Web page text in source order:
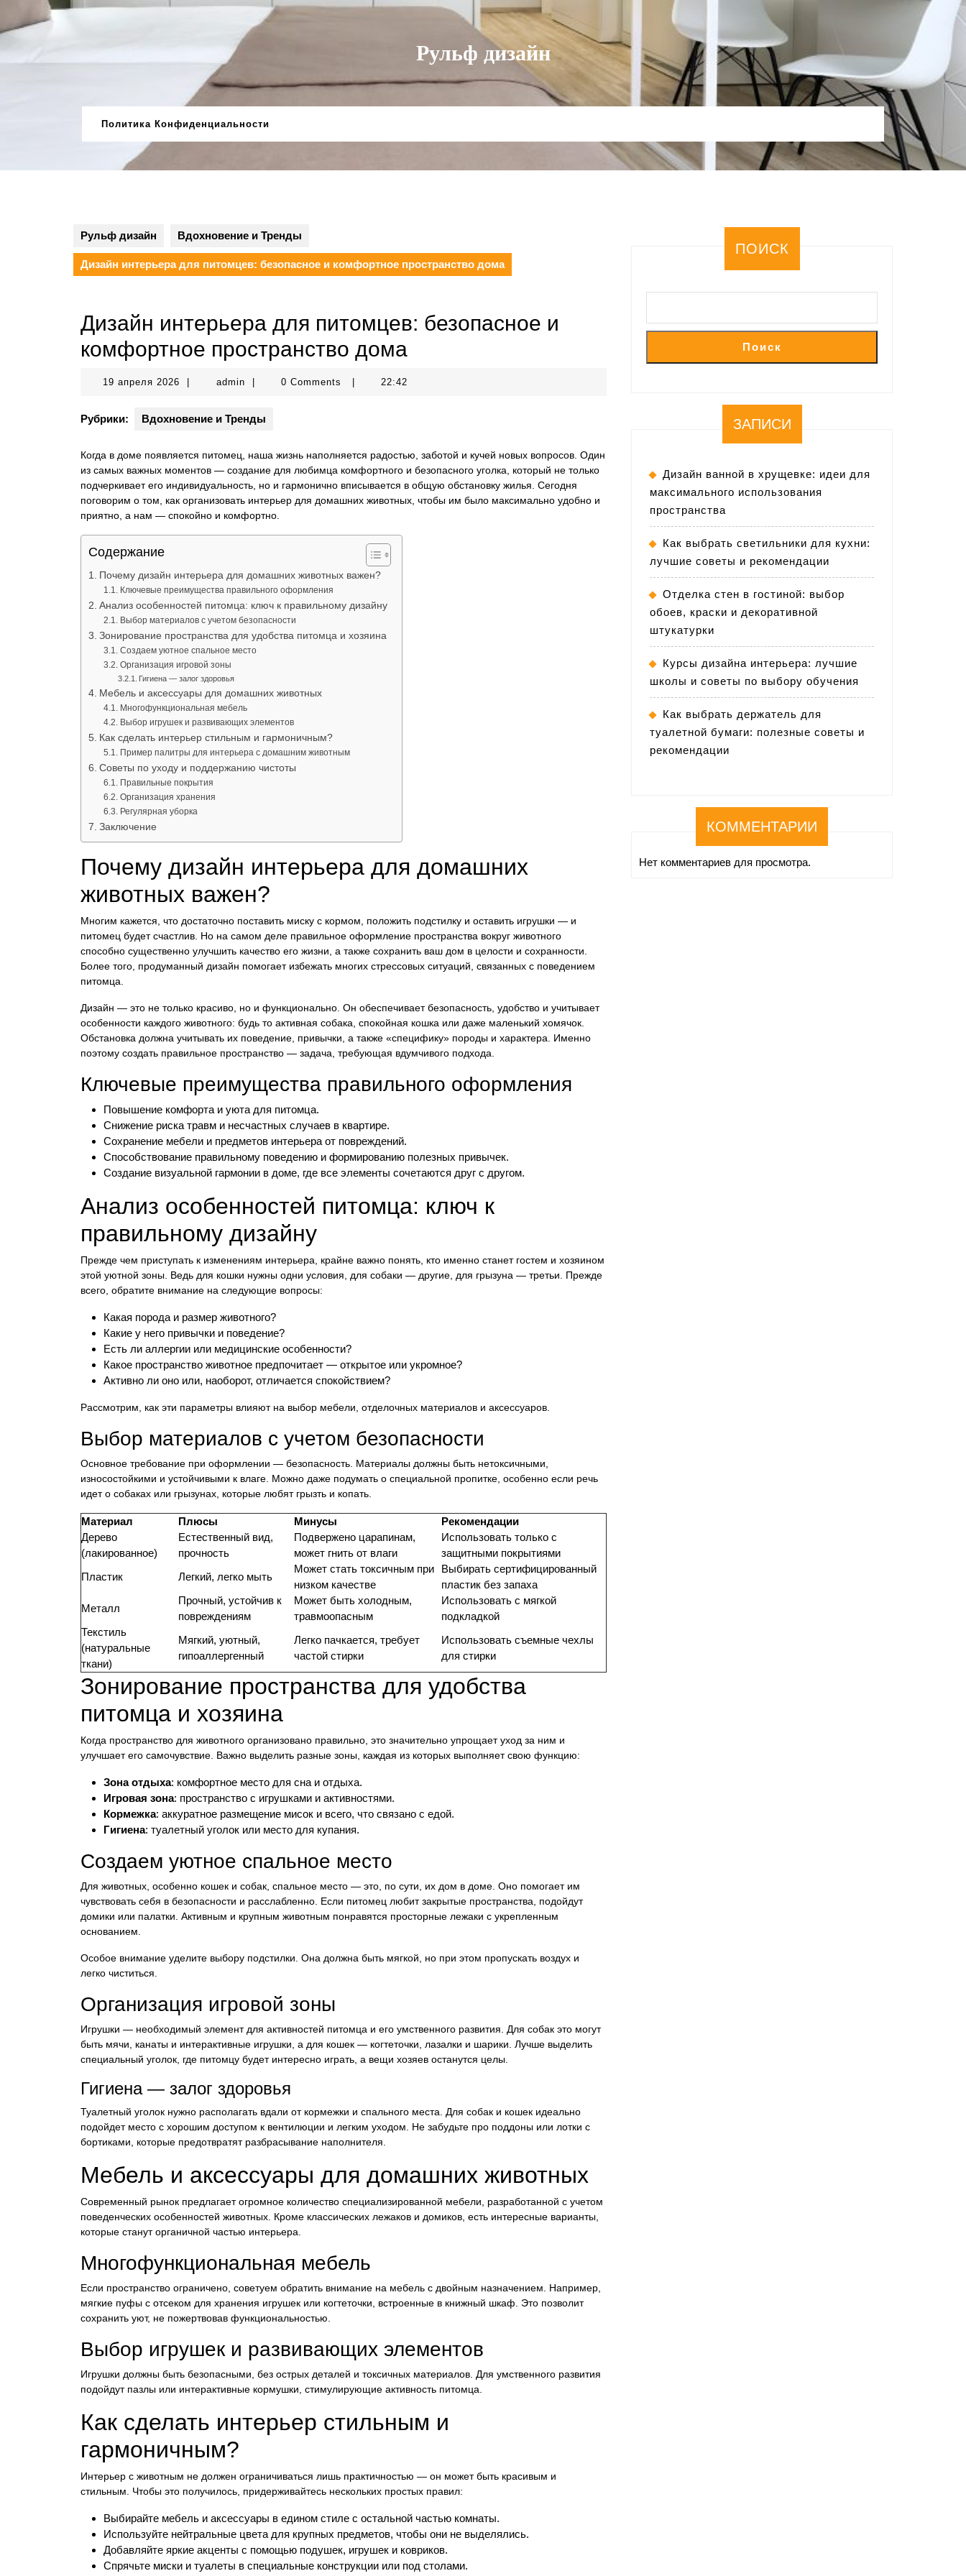
содержимому
Рульф дизайн
Политика Конфиденциальности
Рульф дизайн Вдохновение и Тренды
Дизайн интерьера для питомцев: безопасное и комфортное пространство дома
Дизайн интерьера для питомцев: безопасное и
комфортное пространство дома
19 апреля 2026 19
adminadmin 0 Comments 22:42
Рубрики: Вдохновение и Тренды
Когда в доме появляется питомец, наша жизнь наполняется радостью, заботой и кучей новых вопросов. Один
из самых важных моментов — создание для любимца комфортного и безопасного уголка, который не только
подчеркивает его индивидуальность, но и гармонично вписывается в общую обстановку жилья. Сегодня
поговорим о том, как организовать интерьер для домашних животных, чтобы им было максимально удобно и
приятно, а нам — спокойно и комфортно.
Содержание
Почему дизайн интерьера для домашних животных важен?
Ключевые преимущества правильного оформления
Анализ особенностей питомца: ключ к правильному дизайну
Выбор материалов с учетом безопасности
Зонирование пространства для удобства питомца и хозяина
Создаем уютное спальное место
Организация игровой зоны
Гигиена — залог здоровья
Мебель и аксессуары для домашних животных
Многофункциональная мебель
Выбор игрушек и развивающих элементов
Как сделать интерьер стильным и гармоничным?
Пример палитры для интерьера с домашним животным
Советы по уходу и поддержанию чистоты
Правильные покрытия
Организация хранения
Регулярная уборка
Заключение
Почему дизайн интерьера для домашних
животных важен?
Многим кажется, что достаточно поставить миску с кормом, положить подстилку и оставить игрушки — и
питомец будет счастлив. Но на самом деле правильное оформление пространства вокруг животного
способно существенно улучшить качество его жизни, а также сохранить ваш дом в целости и сохранности.
Более того, продуманный дизайн помогает избежать многих стрессовых ситуаций, связанных с поведением
питомца.
Дизайн — это не только красиво, но и функционально. Он обеспечивает безопасность, удобство и учитывает
особенности каждого животного: будь то активная собака, спокойная кошка или даже маленький хомячок.
Обстановка должна учитывать их поведение, привычки, а также «специфику» породы и характера. Именно
поэтому создать правильное пространство — задача, требующая вдумчивого подхода.
Ключевые преимущества правильного оформления
Повышение комфорта и уюта для питомца.
Снижение риска травм и несчастных случаев в квартире.
Сохранение мебели и предметов интерьера от повреждений.
Способствование правильному поведению и формированию полезных привычек.
Создание визуальной гармонии в доме, где все элементы сочетаются друг с другом.
Анализ особенностей питомца: ключ к
правильному дизайну
Прежде чем приступать к изменениям интерьера, крайне важно понять, кто именно станет гостем и хозяином
этой уютной зоны. Ведь для кошки нужны одни условия, для собаки — другие, для грызуна — третьи. Прежде
всего, обратите внимание на следующие вопросы:
Какая порода и размер животного?
Какие у него привычки и поведение?
Есть ли аллергии или медицинские особенности?
Какое пространство животное предпочитает — открытое или укромное?
Активно ли оно или, наоборот, отличается спокойствием?
Рассмотрим, как эти параметры влияют на выбор мебели, отделочных материалов и аксессуаров.
Выбор материалов с учетом безопасности
Основное требование при оформлении — безопасность. Материалы должны быть нетоксичными,
износостойкими и устойчивыми к влаге. Можно даже подумать о специальной пропитке, особенно если речь
идет о собаках или грызунах, которые любят грызть и копать.
Материал Плюсы Минусы
Рекомендации
Дерево
(лакированное)
Естественный вид,
прочность
Подвержено царапинам,
может гнить от влаги
Использовать только с
защитными покрытиями
Пластик
Легкий, легко мыть
Может стать токсичным при
низком качестве
Выбирать сертифицированный
пластик без запаха
Металл
Прочный, устойчив к
повреждениям
Может быть холодным,
травмоопасным
Использовать с мягкой
подкладкой
Текстиль
(натуральные
ткани)
Мягкий, уютный,
гипоаллергенный
Легко пачкается, требует
частой стирки
Использовать съемные чехлы
для стирки
Зонирование пространства для удобства
питомца и хозяина
Когда пространство для животного организовано правильно, это значительно упрощает уход за ним и
улучшает его самочувствие. Важно выделить разные зоны, каждая из которых выполняет свою функцию:
Зона отдыха: комфортное место для сна и отдыха.
Игровая зона: пространство с игрушками и активностями.
Кормежка: аккуратное размещение мисок и всего, что связано с едой.
Гигиена: туалетный уголок или место для купания.
Создаем уютное спальное место
Для животных, особенно кошек и собак, спальное место — это, по сути, их дом в доме. Оно помогает им
чувствовать себя в безопасности и расслабленно. Если питомец любит закрытые пространства, подойдут
домики или палатки. Активным и крупным животным понравятся просторные лежаки с укрепленным
основанием.
Особое внимание уделите выбору подстилки. Она должна быть мягкой, но при этом пропускать воздух и
легко чиститься.
Организация игровой зоны
Игрушки — необходимый элемент для активностей питомца и его умственного развития. Для собак это могут
быть мячи, канаты и интерактивные игрушки, а для кошек — когтеточки, лазалки и шарики. Лучше выделить
специальный уголок, где питомцу будет интересно играть, а вещи хозяев останутся целы.
Гигиена — залог здоровья
Туалетный уголок нужно располагать вдали от кормежки и спального места. Для собак и кошек идеально
подойдет место с хорошим доступом к вентилюции и легким уходом. Не забудьте про поддоны или лотки с
бортиками, которые предотвратят разбрасывание наполнителя.
Мебель и аксессуары для домашних животных
Современный рынок предлагает огромное количество специализированной мебели, разработанной с учетом
поведенческих особенностей животных. Кроме классических лежаков и домиков, есть интересные варианты,
которые станут органичной частью интерьера.
Многофункциональная мебель
Если пространство ограничено, советуем обратить внимание на мебель с двойным назначением. Например,
мягкие пуфы с отсеком для хранения игрушек или когтеточки, встроенные в книжный шкаф. Это позволит
сохранить уют, не пожертвовав функциональностью.
Выбор игрушек и развивающих элементов
Игрушки должны быть безопасными, без острых деталей и токсичных материалов. Для умственного развития
подойдут пазлы или интерактивные кормушки, стимулирующие активность питомца.
Как сделать интерьер стильным и
гармоничным?
Интерьер с животным не должен ограничиваться лишь практичностью — он может быть красивым и
стильным. Чтобы это получилось, придерживайтесь нескольких простых правил:
Выбирайте мебель и аксессуары в едином стиле с остальной частью комнаты.
Используйте нейтральные цвета для крупных предметов, чтобы они не выделялись.
Добавляйте яркие акценты с помощью подушек, игрушек и ковриков.
Спрячьте миски и туалеты в специальные конструкции или под столами.
ПОИСК
Поиск
ЗАПИСИ
Дизайн ванной в хрущевке: идеи для
максимального использования
пространства
Как выбрать светильники для кухни:
лучшие советы и рекомендации
Отделка стен в гостиной: выбор
обоев, краски и декоративной
штукатурки
Курсы дизайна интерьера: лучшие
школы и советы по выбору обучения
Как выбрать держатель для
туалетной бумаги: полезные советы и
рекомендации
КОММЕНТАРИИ
Нет комментариев для просмотра.